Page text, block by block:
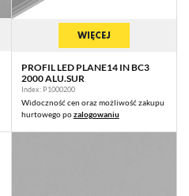
WIĘCEJ
PROFIL LED PLANE14 IN BC3
2000 ALU.SUR
Index: P1000200
Widoczność cen oraz możliwość zakupu
hurtowego pozalogowaniu